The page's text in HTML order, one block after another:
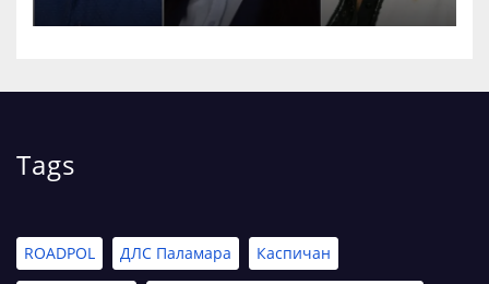
Tags
ROADPOL ДЛС Паламара Каспичан